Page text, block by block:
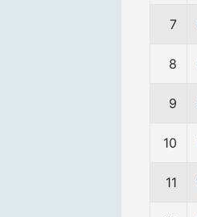
7
8
9
10
11